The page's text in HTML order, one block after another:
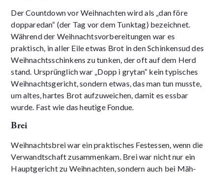
Der Countdown vor Weihnachten wird als „dan före
dopparedan“ (der Tag vor dem Tunktag) bezeichnet.
Während der Weihnachtsvorbereitungen war es
praktisch, in aller Eile etwas Brot in den Schinkensud des
Weihnachtsschinkens zu tunken, der oft auf dem Herd
stand. Ursprünglich war „Dopp i grytan“ kein typisches
Weihnachtsgericht, sondern etwas, das man tun musste,
um altes, hartes Brot aufzuweichen, damit es essbar
wurde. Fast wie das heutige Fondue.
Brei
Weihnachtsbrei war ein praktisches Festessen, wenn die
Verwandtschaft zusammenkam. Brei war nicht nur ein
Hauptgericht zu Weihnachten, sondern auch bei Mäh-